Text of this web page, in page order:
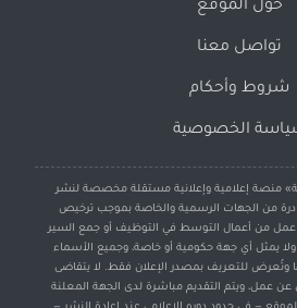
حول الموقع
تواصل معنا
شروط وأحكام
الخصوصية
منصة إعلامية وإعلانية مستقلة مخصصة لنشر
من الجهات الرسمية والخاصة بموجب ترخيص
عمل من أعمال التوسط في التوظيف أو جمع السير
ولا يمثل أي جهة حكومية أو خاصة، وجميع الأسماء
وتُعرض للتعريف بمصدر الإعلان فقط. لا يتقاضى
عمل، ويتم التقديم مباشرة لدى الجهة المعلنة